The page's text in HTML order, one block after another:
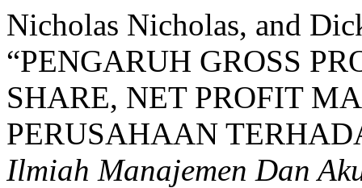
Nicholas Nicholas, and
“PENGARUH GROSS
SHARE, NET PROFIT
PERUSAHAAN
Ilmiah Manajemen Dan